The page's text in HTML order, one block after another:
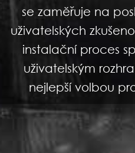
se zaměřuje na
uživatelských
instalační proces
uživatelským
nejlepší volbou